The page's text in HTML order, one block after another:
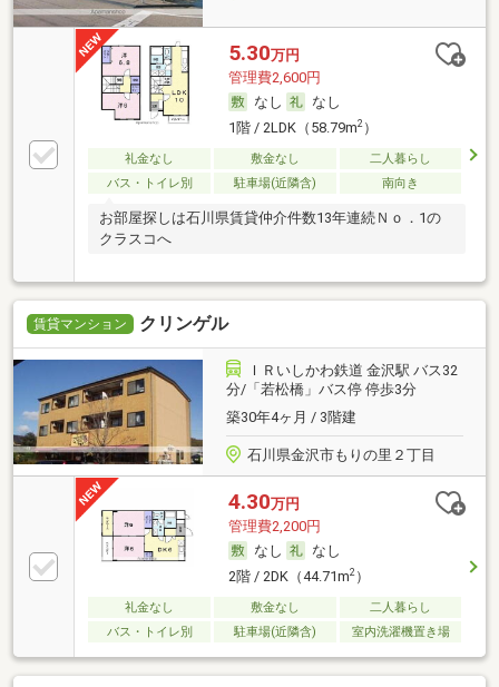
5.30万円
管理費2,600円
なし
なし
1階 / 2LDK（58.79m2）
礼金なし 敷金なし
二人暮らし
バス・トイレ別
駐車場(近隣含) 南向き
お部屋探しは石川県賃貸仲介件数13年連続Ｎｏ．1の
クラスコへ
賃貸マンション クリンゲル
ＩＲいしかわ鉄道 金沢駅 バス32
分/「若松橋」バス停 停歩3分
築30年4ヶ月 / 3階建
石川県金沢市もりの里２丁目
4.30万円
管理費2,200円
なし
なし
2階 / 2DK（44.71m2）
礼金なし 敷金なし
二人暮らし
バス・トイレ別
駐車場(近隣含) 室内洗濯機置き場